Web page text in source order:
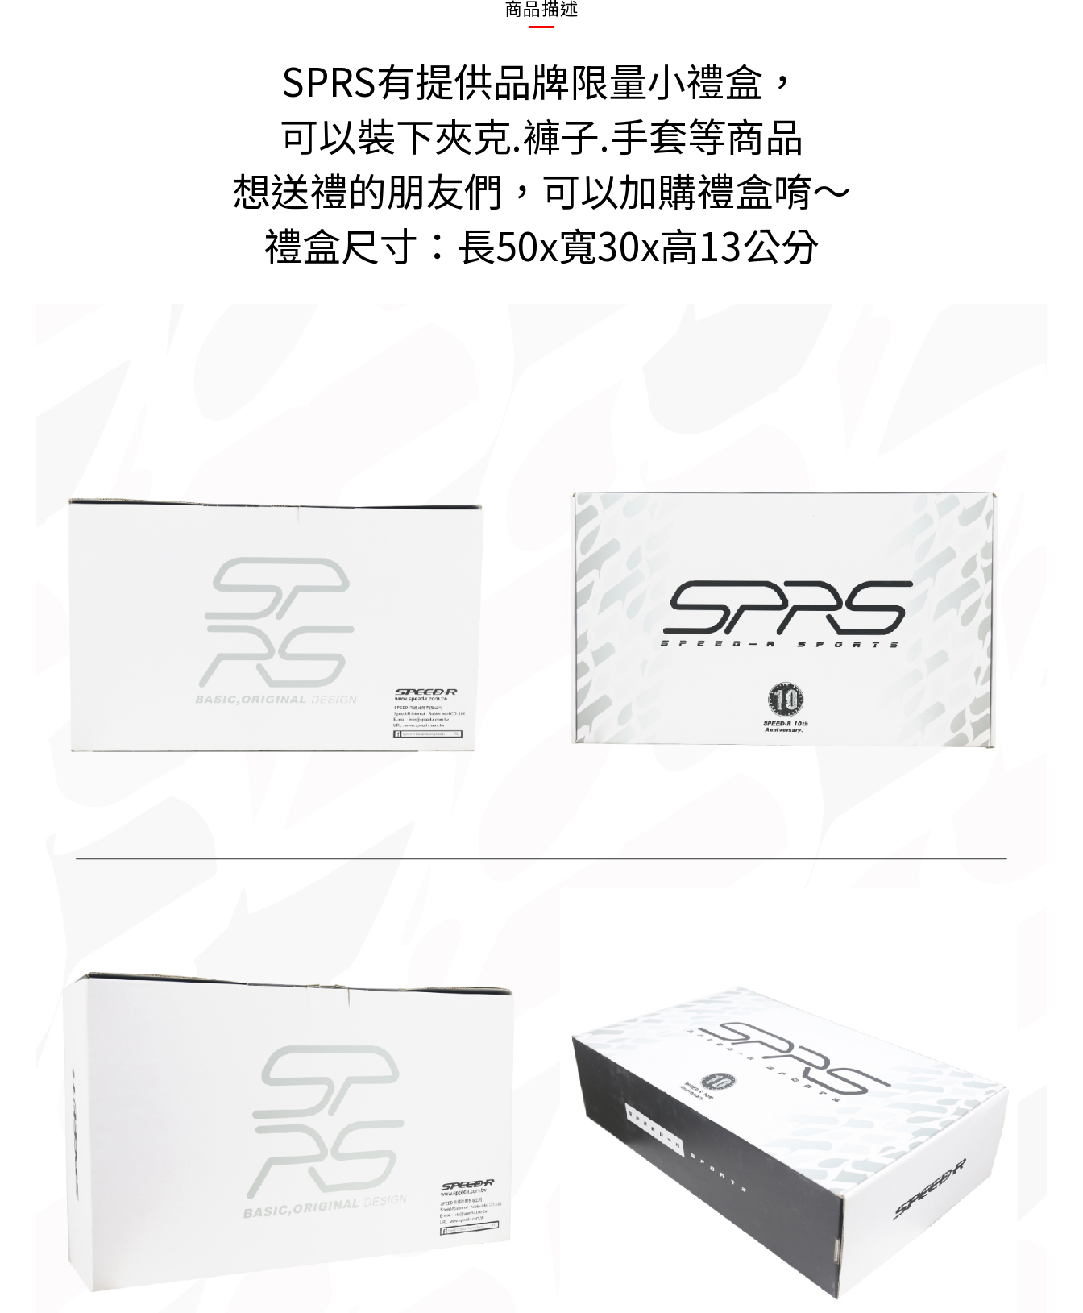
商品描述
SPRS有提供品牌限量小禮盒，
可以裝下夾克.褲子.手套等商品
想送禮的朋友們，可以加購禮盒唷～
禮盒尺寸：長50x寬30x高13公分